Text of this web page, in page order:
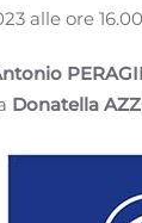
alle ore
Donatella